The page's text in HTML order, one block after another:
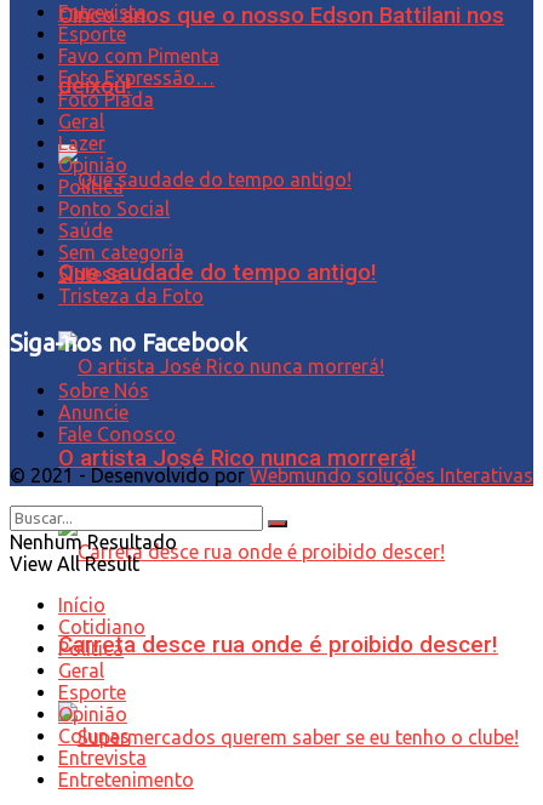
Cinco anos que o nosso Edson Battilani nos
deixou!
Que saudade do tempo antigo!
O artista José Rico nunca morrerá!
Carreta desce rua onde é proibido descer!
Entrevista
Esporte
Favo com Pimenta
Foto Expressão…
Foto Piada
Geral
Lazer
Opinião
Política
Ponto Social
Saúde
Sem categoria
Síntese
Tristeza da Foto
Siga-nos no Facebook
Sobre Nós
Anuncie
Fale Conosco
© 2021 - Desenvolvido porWebmundo soluções Interativas
Nenhum Resultado
View All Result
Início
Cotidiano
Política
Geral
Esporte
Opinião
Colunas
Entrevista
Entretenimento